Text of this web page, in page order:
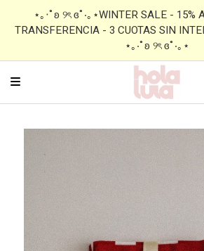
⋆｡‧˚ʚ ୨ৎ ɞ˚‧｡⋆WINTER SALE - 15%
TRANSFERENCIA - 3 CUOTAS SIN
⋆｡‧˚ʚ ୨ৎ ɞ˚‧｡⋆